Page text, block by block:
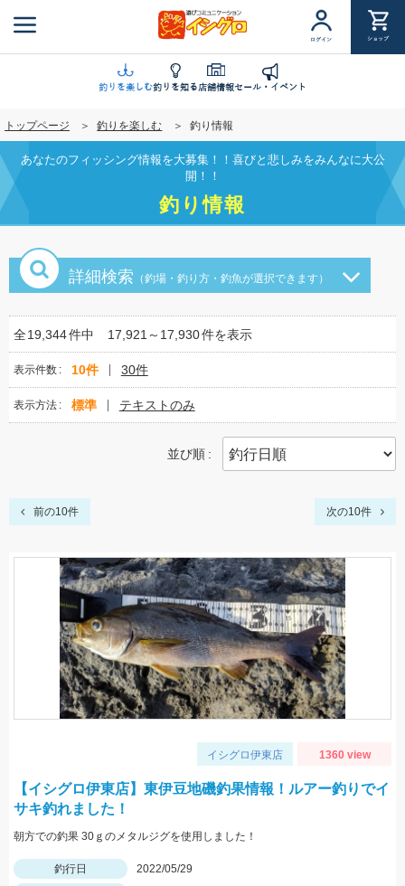
ン
に
移
動
ログイン ショップ
釣りを楽しむ釣りを知る店舗情報セール・イベント
トップページ 釣りを楽しむ 釣り情報
あなたのフィッシング情報を大募集！！喜びと悲しみをみんなに大公
開！！
釣り情報
詳細検索 （釣場・釣り方・釣魚が選択できます）
全19,344件中 17,921～17,930件を表示
表示件数 10件 30件
表示方法 標準 テキストのみ
並び順
前の10件 次の10件
イシグロ伊東店 1360 view
【イシグロ伊東店】東伊豆地磯釣果情報！ルアー釣りでイ
サキ釣れました！
朝方での釣果 30ｇのメタルジグを使用しました！
釣行日
2022/05/29